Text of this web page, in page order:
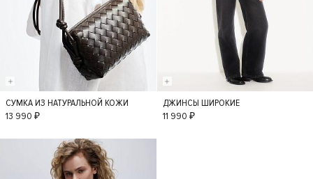
S
СУМКА ИЗ НАТУРАЛЬНОЙ КОЖИ
13 990 ₽
36
ДЖИНСЫ ШИРОКИЕ
11 990 ₽